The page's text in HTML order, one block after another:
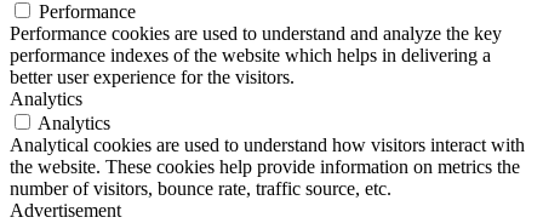
Performance
Performance cookies are used to understand and analyze the key
performance indexes of the website which helps in delivering a
better user experience for the visitors.
Analytics
Analytics
Analytical cookies are used to understand how visitors interact with
the website. These cookies help provide information on metrics the
number of visitors, bounce rate, traffic source, etc.
Advertisement